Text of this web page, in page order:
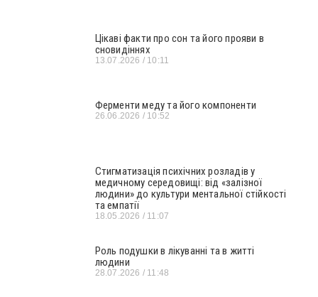
Цікаві факти про сон та його прояви в
сновидіннях
13.07.2026 10:11
Ферменти меду та його компоненти
26.06.2026 10:52
Стигматизація психічних розладів у
медичному середовищі: від «залізної
людини» до культури ментальної стійкості
та емпатії
18.05.2026 11:07
Роль подушки в лікуванні та в житті
людини
28.07.2026 11:48